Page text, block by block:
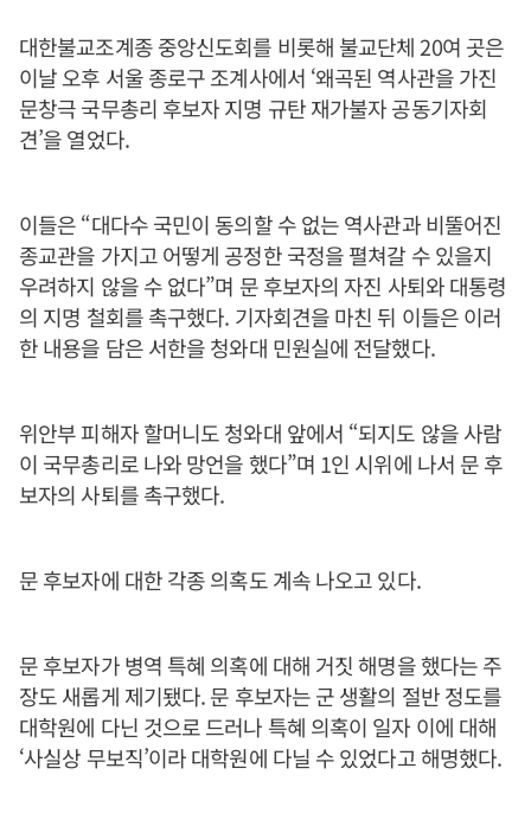
대한불교조계종 중앙신도회를 비롯해 불교단체 20여 곳은
이날 오후 서울 종로구 조계사에서 ‘왜곡된 역사관을 가진
문창극 국무총리 후보자 지명 규탄 재가불자 공동기자회
견’을 열었다.
이들은 “대다수 국민이 동의할 수 없는 역사관과 비뚤어진
종교관을 가지고 어떻게 공정한 국정을 펼쳐갈 수 있을지
우려하지 않을 수 없다”며 문 후보자의 자진 사퇴와 대통령
의 지명 철회를 촉구했다. 기자회견을 마친 뒤 이들은 이러
한 내용을 담은 서한을 청와대 민원실에 전달했다.
위안부 피해자 할머니도 청와대 앞에서 “되지도 않을 사람
이 국무총리로 나와 망언을 했다”며 1인 시위에 나서 문 후
보자의 사퇴를 촉구했다.
문 후보자에 대한 각종 의혹도 계속 나오고 있다.
문 후보자가 병역 특혜 의혹에 대해 거짓 해명을 했다는 주
장도 새롭게 제기됐다. 문 후보자는 군 생활의 절반 정도를
대학원에 다닌 것으로 드러나 특혜 의혹이 일자 이에 대해
‘사실상 무보직’이라 대학원에 다닐 수 있었다고 해명했다.